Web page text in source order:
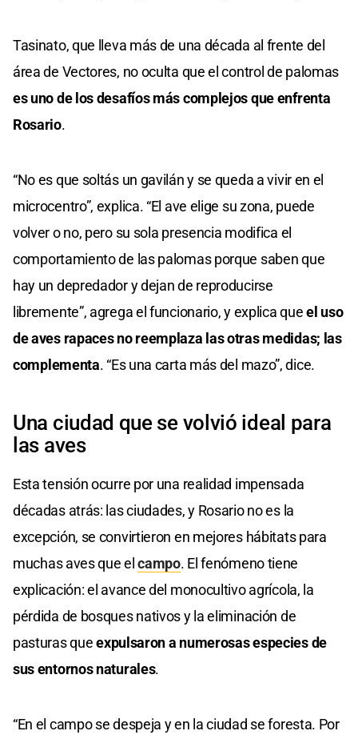
Tasinato, que lleva más de una década al frente del
área de Vectores, no oculta que el control de palomas
es uno de los desafíos más complejos que enfrenta
Rosario.
“No es que soltás un gavilán y se queda a vivir en el
microcentro”, explica. “El ave elige su zona, puede
volver o no, pero su sola presencia modifica el
comportamiento de las palomas porque saben que
hay un depredador y dejan de reproducirse
libremente”, agrega el funcionario, y explica queel uso
de aves rapaces no reemplaza las otras medidas; las
complementa. “Es una carta más del mazo”, dice.
Una ciudad que se volvió ideal para
las aves
Esta tensión ocurre por una realidad impensada
décadas atrás: las ciudades, y Rosario no es la
excepción, se convirtieron en mejores hábitats para
muchas aves que elcampo. El fenómeno tiene
explicación: el avance del monocultivo agrícola, la
pérdida de bosques nativos y la eliminación de
pasturas queexpulsaron a numerosas especies de
sus entornos naturales.
“En el campo se despeja y en la ciudad se foresta. Por